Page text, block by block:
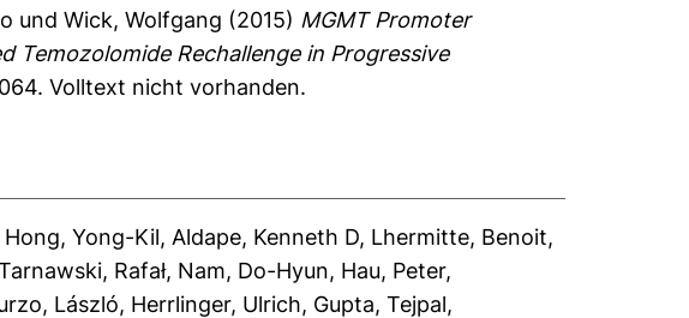
undWick, Wolfgang (2015) MGMT Promoter
Rechallenge in Progressive
Volltext nicht vorhanden.
Hong, Yong-Kil, Aldape, Kenneth D, Lhermitte, Benoit,
Rafał, Nam, Do-Hyun, Hau, Peter,
László, Herrlinger, Ulrich, Gupta, Tejpal,